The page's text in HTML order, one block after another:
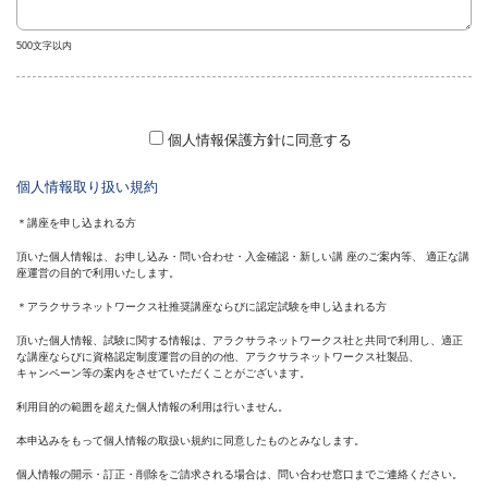
500文字以内
個人情報保護方針に同意する
個人情報取り扱い規約
＊講座を申し込まれる方
頂いた個人情報は、お申し込み・問い合わせ・入金確認・新しい講 座のご案内等、 適正な講
座運営の目的で利用いたします。
＊アラクサラネットワークス社推奨講座ならびに認定試験を申し込まれる方
頂いた個人情報、試験に関する情報は、アラクサラネットワークス社と共同で利用し、適正
な講座ならびに資格認定制度運営の目的の他、アラクサラネットワークス社製品、
キャンペーン等の案内をさせていただくことがございます。
利用目的の範囲を超えた個人情報の利用は行いません。
本申込みをもって個人情報の取扱い規約に同意したものとみなします。
個人情報の開示・訂正・削除をご請求される場合は、問い合わせ窓口までご連絡ください。